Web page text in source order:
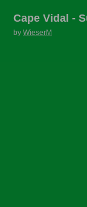
Cape Vidal -
by WieserM